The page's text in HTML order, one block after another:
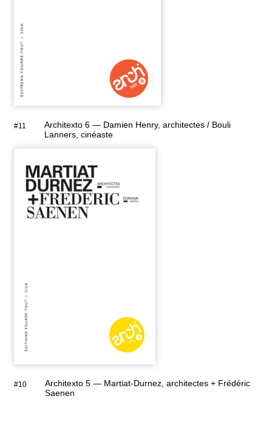
#11
Architexto 6 — Damien Henry, architectes / Bouli
Lanners, cinéaste
#10
Architexto 5 — Martiat-Durnez, architectes + Frédéric
Saenen